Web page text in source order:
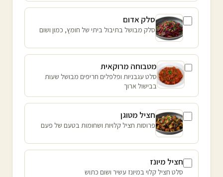
סלק אדום
סלק מבושל בתיבול ביתי של חומץ, כמון ושום
מטבוחה מרוקאית
סלט עגבניות ופלפלים חריפים מבושל שעות
בבישול ארוך
חציל מטוגן
פרוסות חציל קלויות ושחומות בטעם של פעם
חציל מיונז
סלט חציל קלוי במיונז עשיר ושום כתוש